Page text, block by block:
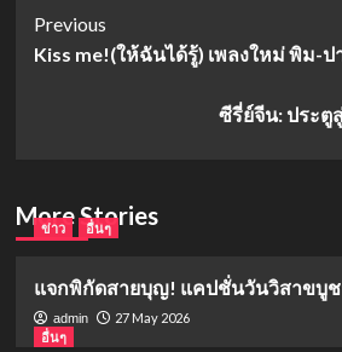
Post
Navigation
Previous
Kiss me!(ให้ฉันได้รู้) เพลงใหม่ พิม-ป
ซีรี่ย์จีน: ประตู
More Stories
ข่าว อื่นๆ
แจกพิกัดสายบุญ! แคปชั่นวันวิสาขบูช
admin
27 May 2026
อื่นๆ